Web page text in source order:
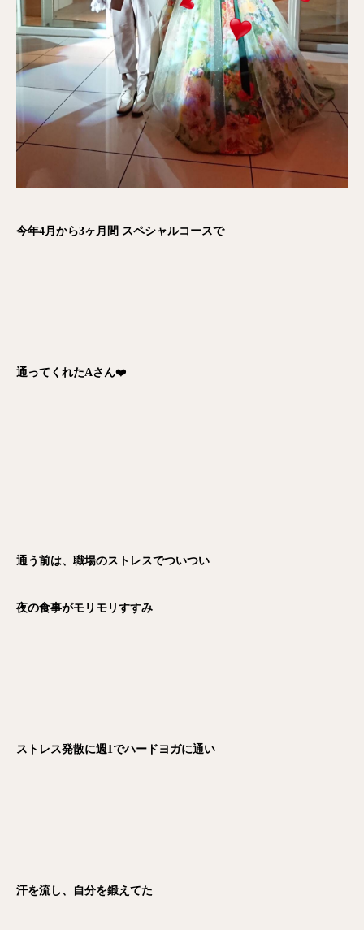
今年4月から3ヶ月間 スペシャルコースで
通ってくれたAさん❤️
通う前は、職場のストレスでついつい
夜の食事がモリモリすすみ
ストレス発散に週1でハードヨガに通い
汗を流し、自分を鍛えてた